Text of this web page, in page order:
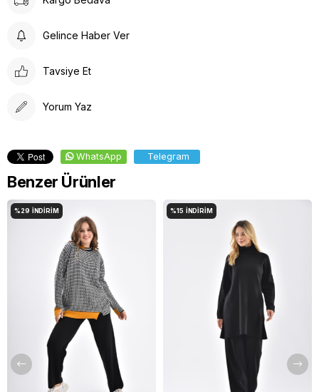
tavsiye edilir.
Gelince Haber Ver
Tavsiye Et
Yorum Yaz
WhatsApp Telegram
Benzer Ürünler
%29 İNDIRIM %15 İNDIRIM